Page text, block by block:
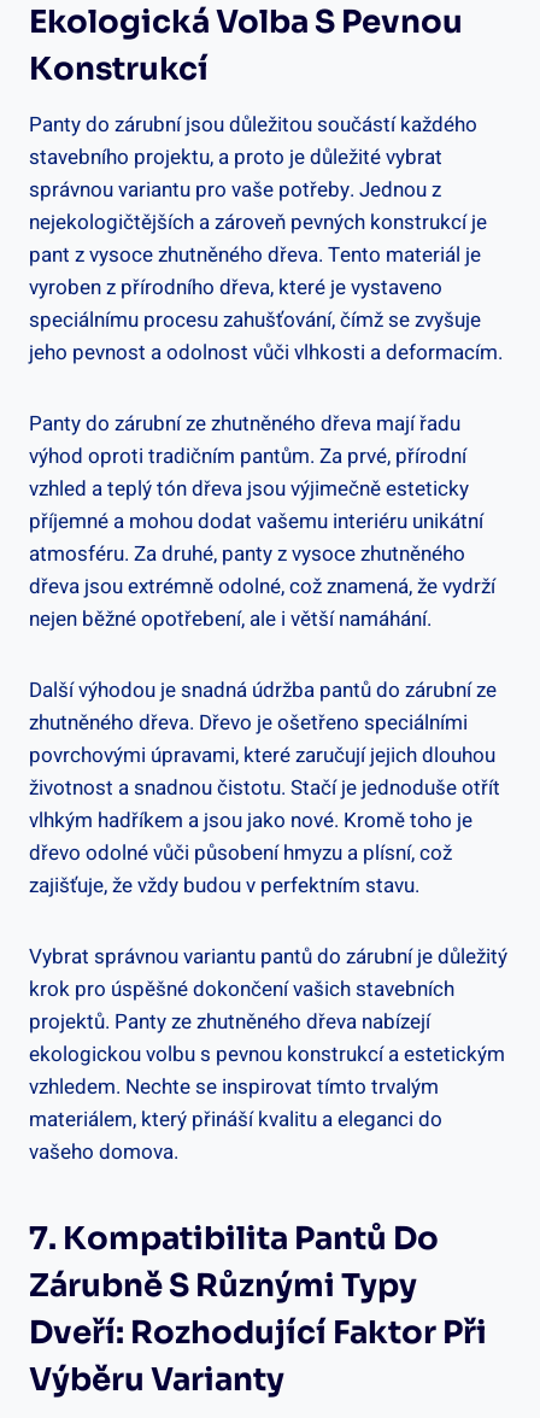
Ekologická Volba S Pevnou
Konstrukcí
Panty do zárubní jsou důležitou součástí každého
stavebního projektu, a proto je důležité vybrat
správnou variantu pro vaše potřeby. Jednou z
nejekologičtějších a zároveň pevných konstrukcí je
pant z vysoce zhutněného dřeva. Tento materiál je
vyroben z přírodního dřeva, které je vystaveno
speciálnímu procesu zahušťování, čímž se zvyšuje
jeho pevnost a odolnost vůči vlhkosti a deformacím.
Panty do zárubní ze zhutněného dřeva mají řadu
výhod oproti tradičním pantům. Za prvé, přírodní
vzhled a teplý tón dřeva jsou výjimečně esteticky
příjemné a mohou dodat vašemu interiéru unikátní
atmosféru. Za druhé, panty z vysoce zhutněného
dřeva jsou extrémně odolné, což znamená, že vydrží
nejen běžné opotřebení, ale i větší namáhání.
Další výhodou je snadná údržba pantů do zárubní ze
zhutněného dřeva. Dřevo je ošetřeno speciálními
povrchovými úpravami, které zaručují jejich dlouhou
životnost a snadnou čistotu. Stačí je jednoduše otřít
vlhkým hadříkem a jsou jako nové. Kromě toho je
dřevo odolné vůči působení hmyzu a plísní, což
zajišťuje, že vždy budou v perfektním stavu.
Vybrat správnou variantu pantů do zárubní je důležitý
krok pro úspěšné dokončení vašich stavebních
projektů. Panty ze zhutněného dřeva nabízejí
ekologickou volbu s pevnou konstrukcí a estetickým
vzhledem. Nechte se inspirovat tímto trvalým
materiálem, který přináší kvalitu a eleganci do
vašeho domova.
7. Kompatibilita Pantů Do
Zárubně S Různými Typy
Dveří: Rozhodující Faktor Při
Výběru Varianty